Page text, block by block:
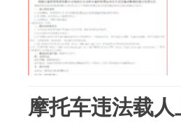
摩托车违法载